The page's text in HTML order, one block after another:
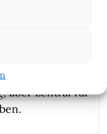
aktiv und
Gewalt und
und wird von
aber zentral für